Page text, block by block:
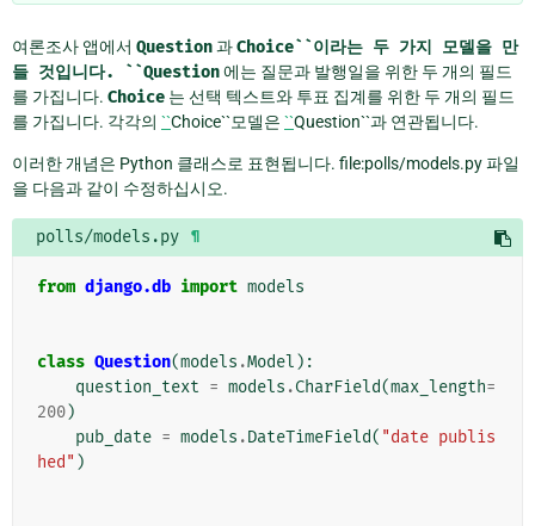
여론조사 앱에서 Question과Choice``이라는 두 가지 모델을 만
들 것입니다. ``Question에는 질문과 발행일을 위한 두 개의 필드
를 가집니다. Choice 는 선택 텍스트와 투표 집계를 위한 두 개의 필드
를 가집니다. 각각의 ``Choice``모델은 ``Question``과 연관됩니다.
이러한 개념은 Python 클래스로 표현됩니다. file:polls/models.py 파일
을 다음과 같이 수정하십시오.
polls/models.py ¶
from django.db import models
class Question(models .Model ):
question_text = models .CharField(max_length=
200)
pub_date = models .DateTimeField( "date publis
hed" )